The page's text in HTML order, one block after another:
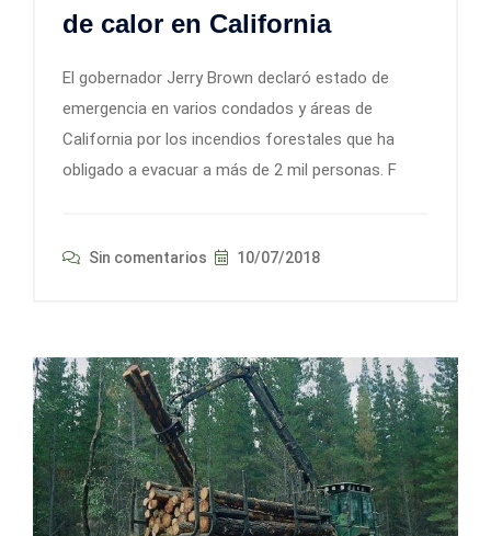
de calor en California
El gobernador Jerry Brown declaró estado de
emergencia en varios condados y áreas de
California por los incendios forestales que ha
obligado a evacuar a más de 2 mil personas. F
Sin comentarios 10/07/2018